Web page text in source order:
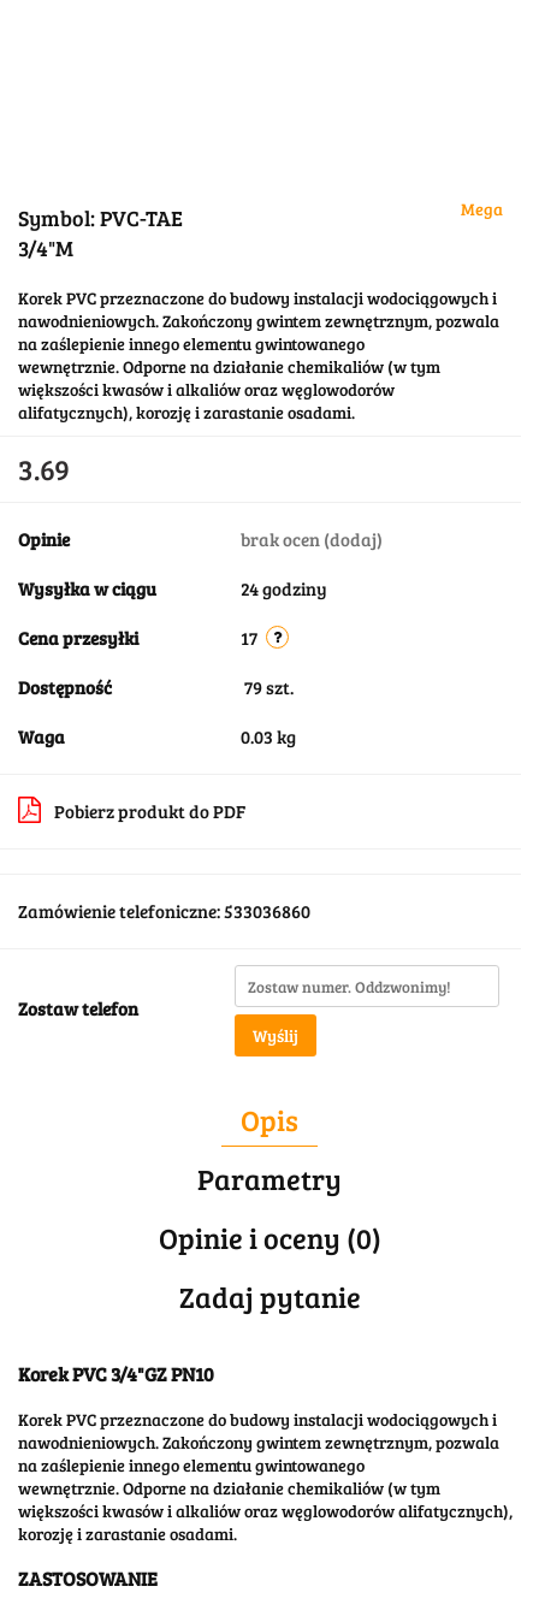
Symbol:PVC-TAE
3/4"M
Mega
Korek PVC przeznaczone do budowy instalacji wodociągowych i
nawodnieniowych. Zakończony gwintem zewnętrznym, pozwala
na zaślepienie innego elementu gwintowanego
wewnętrznie. Odporne na działanie chemikaliów (w tym
większości kwasów i alkaliów oraz węglowodorów
alifatycznych), korozję i zarastanie osadami.
3.69
Opinie brak ocen (dodaj)
Wysyłka w ciągu 24 godziny
Cena przesyłki 17
Dostępność 79szt.
Waga 0.03 kg
Pobierz produkt do PDF
Zamówienie telefoniczne: 533036860
Zostaw telefon
Wyślij
Opis
Parametry
Opinie i oceny (0)
Zadaj pytanie
Korek PVC 3/4"GZ PN10
Korek PVC przeznaczone do budowy instalacji wodociągowych i
nawodnieniowych. Zakończony gwintem zewnętrznym, pozwala
na zaślepienie innego elementu gwintowanego
wewnętrznie. Odporne na działanie chemikaliów (w tym
większości kwasów i alkaliów oraz węglowodorów alifatycznych),
korozję i zarastanie osadami.
ZASTOSOWANIE